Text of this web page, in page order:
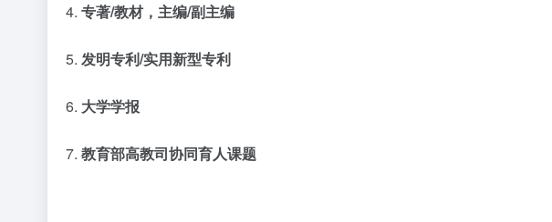
4. 专著/教材，主编/副主编
5. 发明专利/实用新型专利
6. 大学学报
7. 教育部高教司协同育人课题